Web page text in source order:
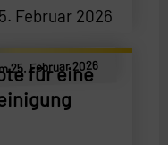
Februar 2026
Februar 2026
25. Februar 2026
für eine